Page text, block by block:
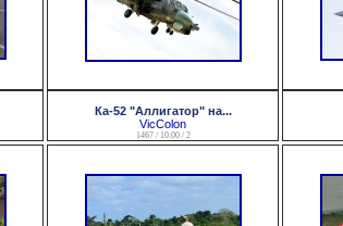
Ка-52 "Аллигатор" на...
VicColon
1467 / 10.00 / 2